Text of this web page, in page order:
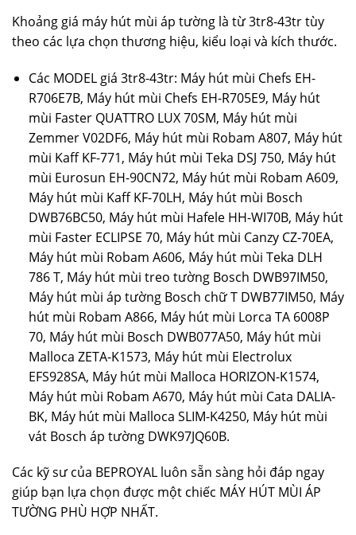
Khoảng giá máy hút mùi áp tường là từ 3tr8-43tr tùy
theo các lựa chọn thương hiệu, kiểu loại và kích thước.
Các MODEL giá 3tr8-43tr: Máy hút mùi Chefs EH-
R706E7B, Máy hút mùi Chefs EH-R705E9, Máy hút
mùi Faster QUATTRO LUX 70SM, Máy hút mùi
Zemmer V02DF6, Máy hút mùi Robam A807, Máy hút
mùi Kaff KF-771, Máy hút mùi Teka DSJ 750, Máy hút
mùi Eurosun EH-90CN72, Máy hút mùi Robam A609,
Máy hút mùi Kaff KF-70LH, Máy hút mùi Bosch
DWB76BC50, Máy hút mùi Hafele HH-WI70B, Máy hút
mùi Faster ECLIPSE 70, Máy hút mùi Canzy CZ-70EA,
Máy hút mùi Robam A606, Máy hút mùi Teka DLH
786 T, Máy hút mùi treo tường Bosch DWB97IM50,
Máy hút mùi áp tường Bosch chữ T DWB77IM50, Máy
hút mùi Robam A866, Máy hút mùi Lorca TA 6008P
70, Máy hút mùi Bosch DWB077A50, Máy hút mùi
Malloca ZETA-K1573, Máy hút mùi Electrolux
EFS928SA, Máy hút mùi Malloca HORIZON-K1574,
Máy hút mùi Robam A670, Máy hút mùi Cata DALIA-
BK, Máy hút mùi Malloca SLIM-K4250, Máy hút mùi
vát Bosch áp tường DWK97JQ60B.
Các kỹ sư của BEPROYAL luôn sẵn sàng hỏi đáp ngay
giúp bạn lựa chọn được một chiếc MÁY HÚT MÙI ÁP
TƯỜNG PHÙ HỢP NHẤT.